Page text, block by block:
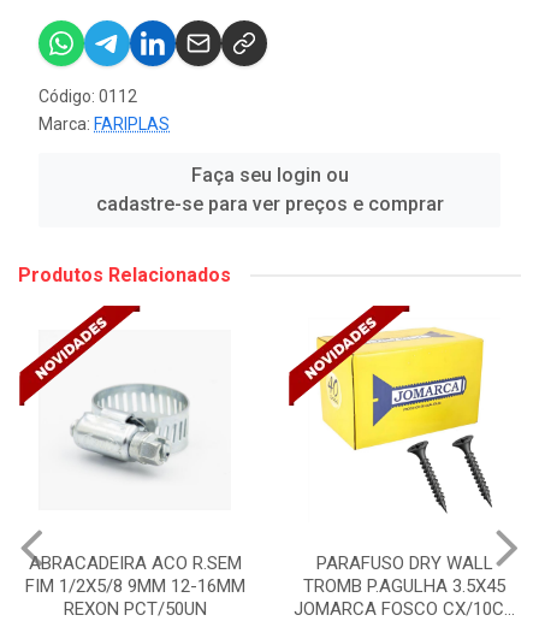
Código: 0112
Marca: FARIPLAS
Faça seu login ou
cadastre-se para ver preços e comprar
Produtos Relacionados
ABRACADEIRA ACO R.SEM
FIM 1/2X5/8 9MM 12-16MM
REXON PCT/50UN
PARAFUSO DRY WALL
TROMB P.AGULHA 3.5X45
JOMARCA FOSCO CX/10C...